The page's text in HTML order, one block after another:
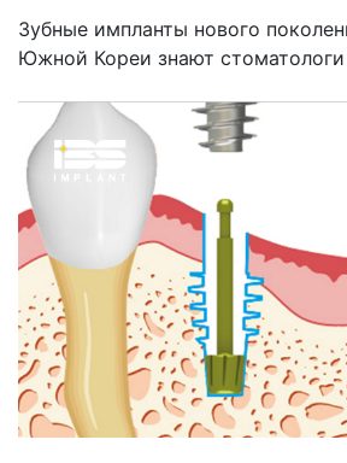
Зубные импланты нового
Южной Кореи знают